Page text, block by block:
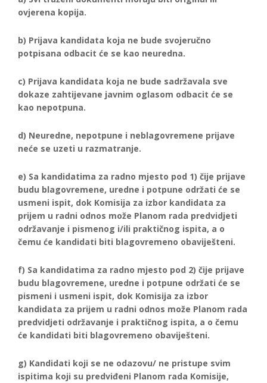
ovjerena kopija.
b) Prijava kandidata koja ne bude svojeručno
potpisana odbacit će se kao neuredna.
c) Prijava kandidata koja ne bude sadržavala sve
dokaze zahtijevane javnim oglasom odbacit će se
kao nepotpuna.
d) Neuredne, nepotpune i neblagovremene prijave
neće se uzeti u razmatranje.
e) Sa kandidatima za radno mjesto pod 1) čije prijave
budu blagovremene, uredne i potpune održati će se
usmeni ispit, dok Komisija za izbor kandidata za
prijem u radni odnos može Planom rada predvidjeti
održavanje i pismenog i/ili praktičnog ispita, a o
čemu će kandidati biti blagovremeno obaviješteni.
f) Sa kandidatima za radno mjesto pod 2) čije prijave
budu blagovremene, uredne i potpune održati će se
pismeni i usmeni ispit, dok Komisija za izbor
kandidata za prijem u radni odnos može Planom rada
predvidjeti održavanje i praktičnog ispita, a o čemu
će kandidati biti blagovremeno obaviješteni.
g) Kandidati koji se ne odazovu/ ne pristupe svim
ispitima koji su predviđeni Planom rada Komisije,